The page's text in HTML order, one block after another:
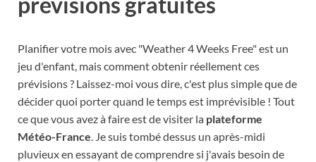
Planifier votre mois avec "Weather 4 Weeks Free" est un
jeu d'enfant, mais comment obtenir réellement ces
prévisions ? Laissez-moi vous dire, c'est plus simple que de
décider quoi porter quand le temps est imprévisible ! Tout
ce que vous avez à faire est de visiter la plateforme
Météo-France. Je suis tombé dessus un après-midi
pluvieux en essayant de comprendre si j'avais besoin de